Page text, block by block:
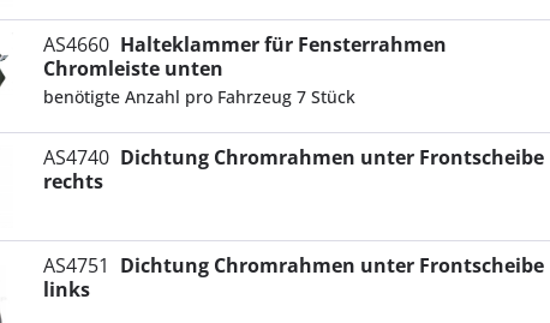
AS4660 Halteklammer für Fensterrahmen
Chromleiste unten
benötigte Anzahl pro Fahrzeug 7 Stück
AS4740 Dichtung Chromrahmen unter Frontscheibe
rechts
AS4751 Dichtung Chromrahmen unter Frontscheibe
links